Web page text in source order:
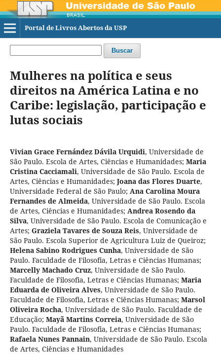
Portal de Livros Abertos da USP
Buscar
Mulheres na política e seus
direitos na América Latina e no
Caribe: legislação, participação e
lutas sociais
Vivian Grace Fernández Dávila Urquidi, Universidade de
São Paulo. Escola de Artes, Ciências e Humanidades; Maria
Cristina Cacciamali, Universidade de São Paulo. Escola de
Artes, Ciências e Humanidades; Joana das Flores Duarte,
Universidade Federal de São Paulo; Ana Carolina Moura
Fernandes de Almeida, Universidade de São Paulo. Escola
de Artes, Ciências e Humanidades; Andrea Rosendo da
Silva, Universidade de São Paulo. Escola de Comunicação e
Artes; Graziela Tavares de Souza Reis, Universidade de
São Paulo. Escola Superior de Agricultura Luiz de Queiroz;
Helena Sabino Rodrigues Cunha, Universidade de São
Paulo. Faculdade de Filosofia, Letras e Ciências Humanas;
Marcelly Machado Cruz, Universidade de São Paulo.
Faculdade de Filosofia, Letras e Ciências Humanas; Maria
Eduarda de Oliveira Alves, Universidade de São Paulo.
Faculdade de Filosofia, Letras e Ciências Humanas; Marsol
Oliveira Rocha, Universidade de São Paulo. Faculdade de
Educação; Mayã Martins Correia, Universidade de São
Paulo. Faculdade de Filosofia, Letras e Ciências Humanas;
Rafaela Nunes Pannain, Universidade de São Paulo. Escola
de Artes, Ciências e Humanidades